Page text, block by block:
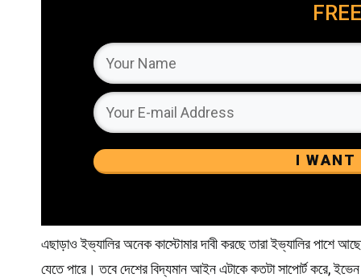
I WANT
এছাড়াও ইভ্যালির অনেক কাস্টোমার দাবী করছে তারা ইভ্যালির
যেতে পারে। তবে দেশের বিদ্যমান আইন এটাকে কতটা সাপোর্ট করে,